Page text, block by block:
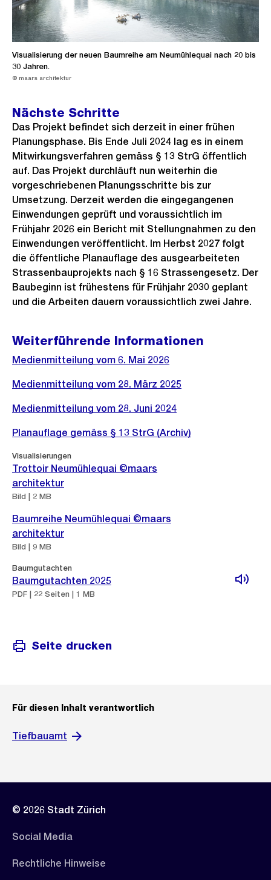
Visualisierung der neuen Baumreihe am Neumühlequai nach 20 bis
30 Jahren.
© maars architektur
Nächste Schritte
Das Projekt befindet sich derzeit in einer frühen
Planungsphase. Bis Ende Juli 2024 lag es in einem
Mitwirkungsverfahren gemäss § 13 StrG öffentlich
auf. Das Projekt durchläuft nun weiterhin die
vorgeschriebenen Planungsschritte bis zur
Umsetzung. Derzeit werden die eingegangenen
Einwendungen geprüft und voraussichtlich im
Frühjahr 2026 ein Bericht mit Stellungnahmen zu den
Einwendungen veröffentlicht. Im Herbst 2027 folgt
die öffentliche Planauflage des ausgearbeiteten
Strassenbauprojekts nach § 16 Strassengesetz. Der
Baubeginn ist frühestens für Frühjahr 2030 geplant
und die Arbeiten dauern voraussichtlich zwei Jahre.
Weiterführende Informationen
Medienmitteilung vom 6. Mai 2026
Medienmitteilung vom 28. März 2025
Medienmitteilung vom 28. Juni 2024
Planauflage gemäss § 13 StrG (Archiv)
Visualisierungen
Trottoir Neumühlequai ©maars
architektur
Bild | 2 MB
Baumreihe Neumühlequai ©maars
architektur
Bild | 9 MB
Baumgutachten
Baumgutachten 2025
PDF | 22 Seiten | 1 MB
Seite drucken
Für diesen Inhalt verantwortlich
Tiefbauamt
© 2026 Stadt Zürich
Social Media
Rechtliche Hinweise